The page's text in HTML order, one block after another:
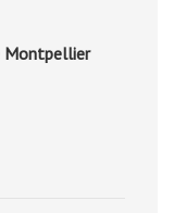
Montpellier